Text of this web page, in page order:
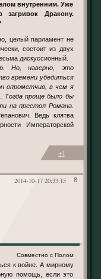
внутренним. Уже
загривок Дракону.
состоит из двух
дискуссионный.
Но, наверно, это
времени убедиться
опрометчив, в чем я
Тогда проще было бы
на престол Романа.
Ведь клятва
Императорской
+1
8
2014-10-17 20:33:15
Совместно с Полом
к войне. А мирному
помощь, если это